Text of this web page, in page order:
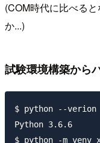
(COM時代に比べる
か...)
試験環境構築から
$ python --verion
Python 3.6.6
$ python -m venv